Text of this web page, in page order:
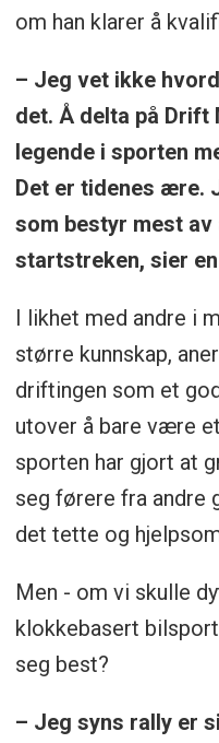
om han klarer å
– Jeg vet ikke
det. Å delta på
legende i sporten
Det er tidenes ære.
som bestyr mest av
startstreken, sier
I likhet med andre i
større kunnskap,
driftingen som et
utover å bare være
sporten har gjort at
seg førere fra andre
det tette og
Men - om vi skulle
klokkebasert
seg best?
– Jeg syns rally er